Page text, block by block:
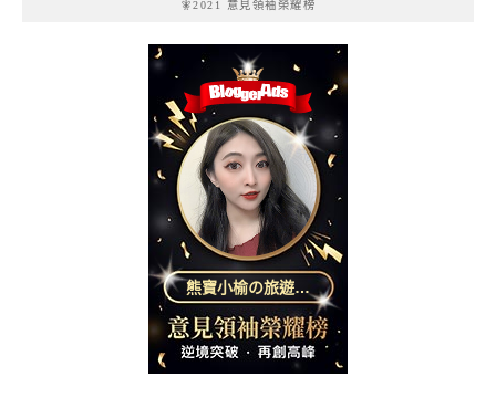
🧚2021 意見領袖榮耀榜
熊寶小榆の旅遊日
記